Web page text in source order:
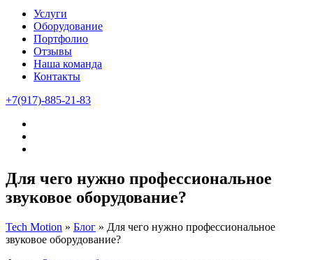
Услуги
Оборудование
Портфолио
Отзывы
Наша команда
Контакты
+7(917)-885-21-83
Для чего нужно профессиональное
звуковое оборудование?
Tech Motion » Блог » Для чего нужно профессиональное
звуковое оборудование?